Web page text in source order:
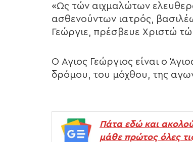
«Ως τών αιχμαλώτων
ασθενούντων ιατρός,
Γεώργιε, πρέσβευε Χριστώ
Ο Άγιος Γεώργιος είναι ο
δρόμου, του μόχθου, της
Πάτα εδώ και
μάθε πρώτος όλες